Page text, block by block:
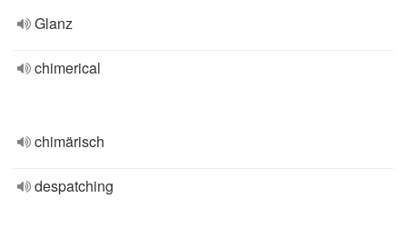
Glanz
chimerical
chimärisch
despatching